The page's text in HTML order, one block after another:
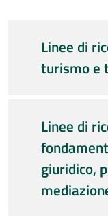
Linee di
turismo e
Linee di
giuridico,